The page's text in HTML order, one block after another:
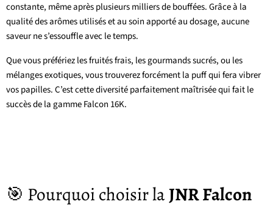
constante, même après plusieurs milliers de bouffées. Grâce à la
qualité des arômes utilisés et au soin apporté au dosage, aucune
saveur ne s’essouffle avec le temps.
Que vous préfériez les fruités frais, les gourmands sucrés, ou les
mélanges exotiques, vous trouverez forcément la puff qui fera vibrer
vos papilles. C’est cette diversité parfaitement maîtrisée qui fait le
succès de la gamme Falcon 16K.
🎯 Pourquoi choisir laJNR Falcon